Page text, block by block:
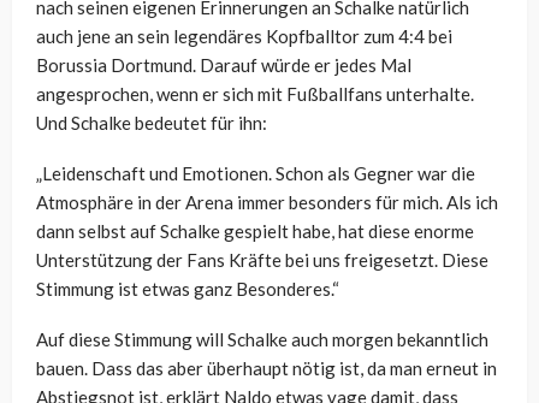
nach seinen eigenen Erinnerungen an Schalke natürlich
auch jene an sein legendäres Kopfballtor zum 4:4 bei
Borussia Dortmund. Darauf würde er jedes Mal
angesprochen, wenn er sich mit Fußballfans unterhalte.
Und Schalke bedeutet für ihn:
„Leidenschaft und Emotionen. Schon als Gegner war die
Atmosphäre in der Arena immer besonders für mich. Als ich
dann selbst auf Schalke gespielt habe, hat diese enorme
Unterstützung der Fans Kräfte bei uns freigesetzt. Diese
Stimmung ist etwas ganz Besonderes.“
Auf diese Stimmung will Schalke auch morgen bekanntlich
bauen. Dass das aber überhaupt nötig ist, da man erneut in
Abstiegsnot ist, erklärt Naldo etwas vage damit, dass